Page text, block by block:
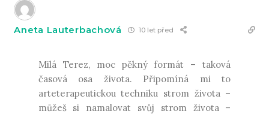
Aneta Lauterbachová 10 let před
Milá Terez, moc pěkný formát – taková
časová osa života. Připomíná mi to
arteterapeutickou techniku strom života –
můžeš si namalovat svůj strom života –